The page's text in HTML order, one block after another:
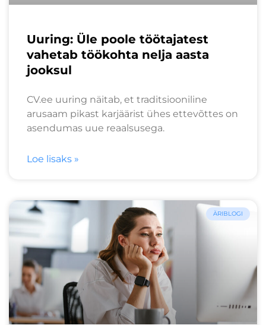
Uuring: Üle poole töötajatest
vahetab töökohta nelja aasta
jooksul
CV.ee uuring näitab, et traditsiooniline
arusaam pikast karjäärist ühes ettevõttes on
asendumas uue reaalsusega.
Loe lisaks »
ÄRIBLOGI